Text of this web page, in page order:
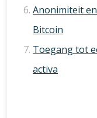
Anonimiteit
Bitcoin
Toegang tot
activa